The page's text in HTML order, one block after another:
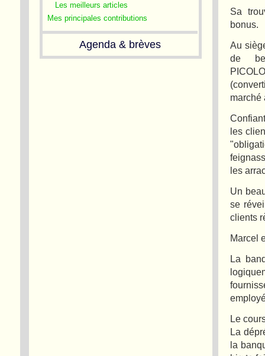
Les meilleurs articles
Mes principales contributions
Agenda & brèves
Sa
bonus.
Au
de
marché
les
les
Un
se
clients
Marcel
La
Le
La
la